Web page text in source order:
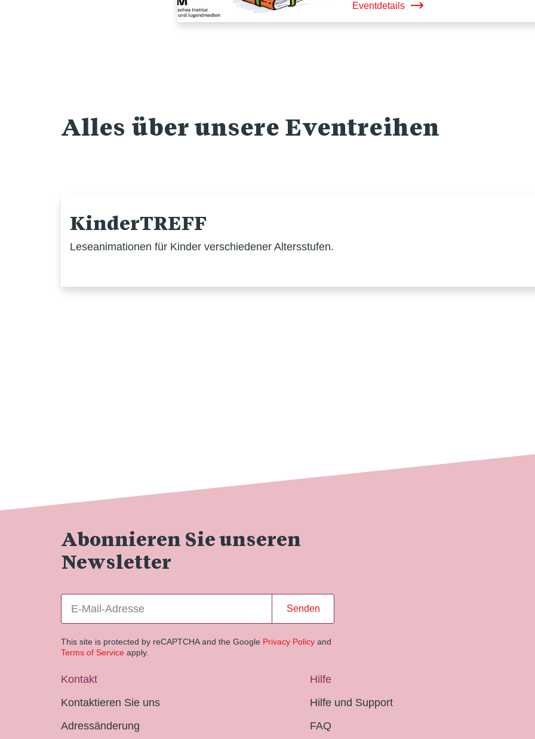
Eventdetails
Alles über unsere Eventreihen
KinderTREFF
Leseanimationen für Kinder verschiedener Altersstufen.
Abonnieren Sie unseren
Newsletter
Senden
This site is protected by reCAPTCHA and the Google Privacy Policy and
Terms of Service apply.
Kontakt
Kontaktieren Sie uns
Adressänderung
Hilfe
Hilfe und Support
FAQ